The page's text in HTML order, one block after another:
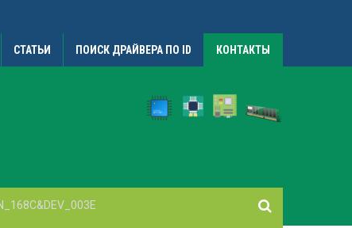
СТАТЬИ ПОИСК ДРАЙВЕРА ПО ID КОНТАКТЫ